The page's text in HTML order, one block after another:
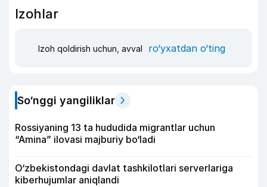
Izohlar
Izoh qoldirish uchun, avval ro‘yxatdan o‘ting
So‘nggi yangiliklar
Rossiyaning 13 ta hududida migrantlar uchun
“Amina” ilovasi majburiy bo‘ladi
O‘zbekistondagi davlat tashkilotlari serverlariga
kiberhujumlar aniqlandi